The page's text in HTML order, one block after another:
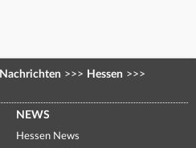
Nachrichten >>> Hessen >>>
NEWS
Hessen News